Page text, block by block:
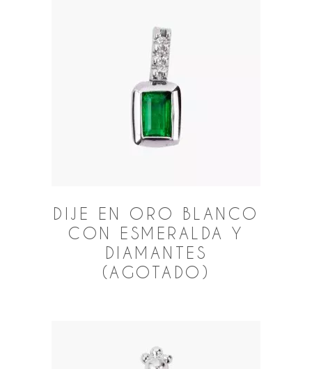
DIJE EN ORO BLANCO
CON ESMERALDA Y
DIAMANTES
(AGOTADO)